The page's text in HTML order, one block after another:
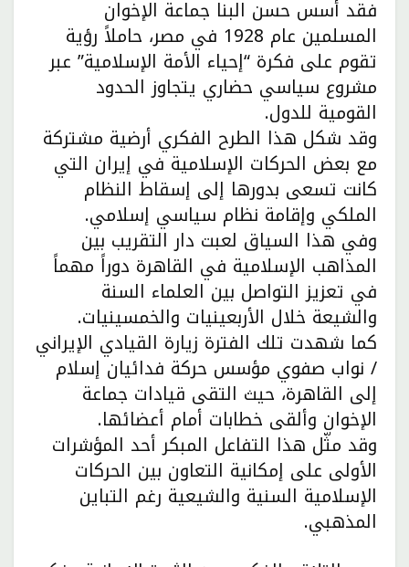
فقد أسس حسن البنا جماعة الإخوان
المسلمين عام 1928 في مصر، حاملاً رؤية
تقوم على فكرة “إحياء الأمة الإسلامية” عبر
مشروع سياسي حضاري يتجاوز الحدود
القومية للدول.
وقد شكل هذا الطرح الفكري أرضية مشتركة
مع بعض الحركات الإسلامية في إيران التي
كانت تسعى بدورها إلى إسقاط النظام
الملكي وإقامة نظام سياسي إسلامي.
وفي هذا السياق لعبت دار التقريب بين
المذاهب الإسلامية في القاهرة دوراً مهماً
في تعزيز التواصل بين العلماء السنة
والشيعة خلال الأربعينيات والخمسينيات.
كما شهدت تلك الفترة زيارة القيادي الإيراني
/ نواب صفوي مؤسس حركة فدائيان إسلام
إلى القاهرة، حيث التقى قيادات جماعة
الإخوان وألقى خطابات أمام أعضائها.
وقد مثّل هذا التفاعل المبكر أحد المؤشرات
الأولى على إمكانية التعاون بين الحركات
الإسلامية السنية والشيعية رغم التباين
المذهبي.